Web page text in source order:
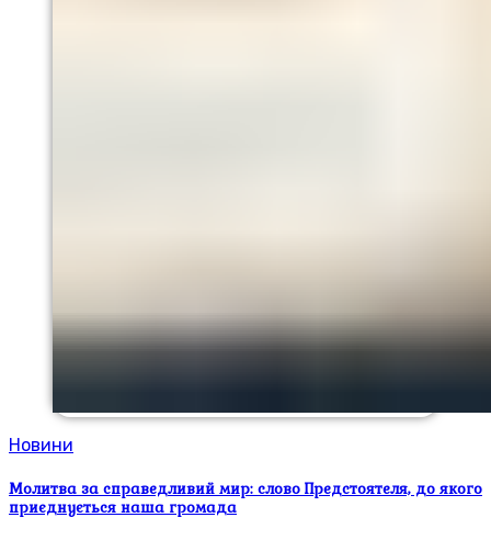
Новини
Молитва за справедливий мир: слово Предстоятеля, до якого
приєднується наша громада